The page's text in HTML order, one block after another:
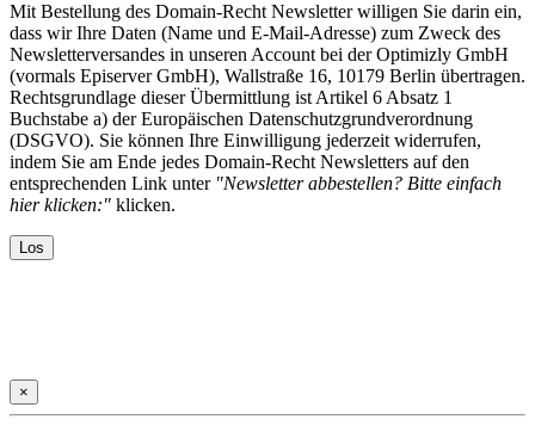
Mit Bestellung des Domain-Recht Newsletter willigen Sie darin ein,
dass wir Ihre Daten (Name und E-Mail-Adresse) zum Zweck des
Newsletterversandes in unseren Account bei der Optimizly GmbH
(vormals Episerver GmbH), Wallstraße 16, 10179 Berlin übertragen.
Rechtsgrundlage dieser Übermittlung ist Artikel 6 Absatz 1
Buchstabe a) der Europäischen Datenschutzgrundverordnung
(DSGVO). Sie können Ihre Einwilligung jederzeit widerrufen,
indem Sie am Ende jedes Domain-Recht Newsletters auf den
entsprechenden Link unter "Newsletter abbestellen? Bitte einfach
hier klicken:" klicken.
×